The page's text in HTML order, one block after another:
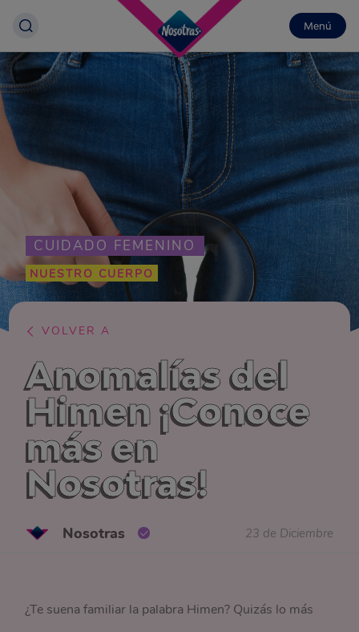
Menú
CUIDADO FEMENINO
NUESTRO CUERPO
VOLVER A
Anomalías del
Himen ¡Conoce
más en
Nosotras!
Nosotras 23 de Diciembre
¿Te suena familiar la palabra Himen? Quizás lo más